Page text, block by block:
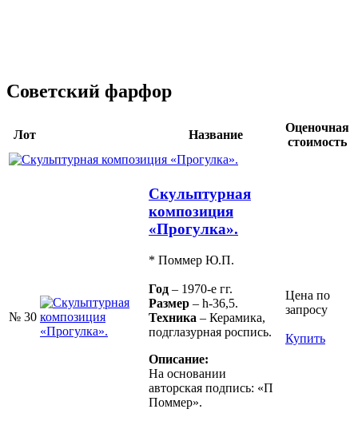
Советский фарфор
Лот Название
Оценочная
стоимость
№ 30
Скульптурная
композиция
«Прогулка».
* Поммер Ю.П.
Год – 1970-е гг.
Размер – h-36,5.
Техника – Керамика,
подглазурная роспись.
Описание:
На основании
авторская подпись: «П
Поммер».
Цена по
запросу
Купить